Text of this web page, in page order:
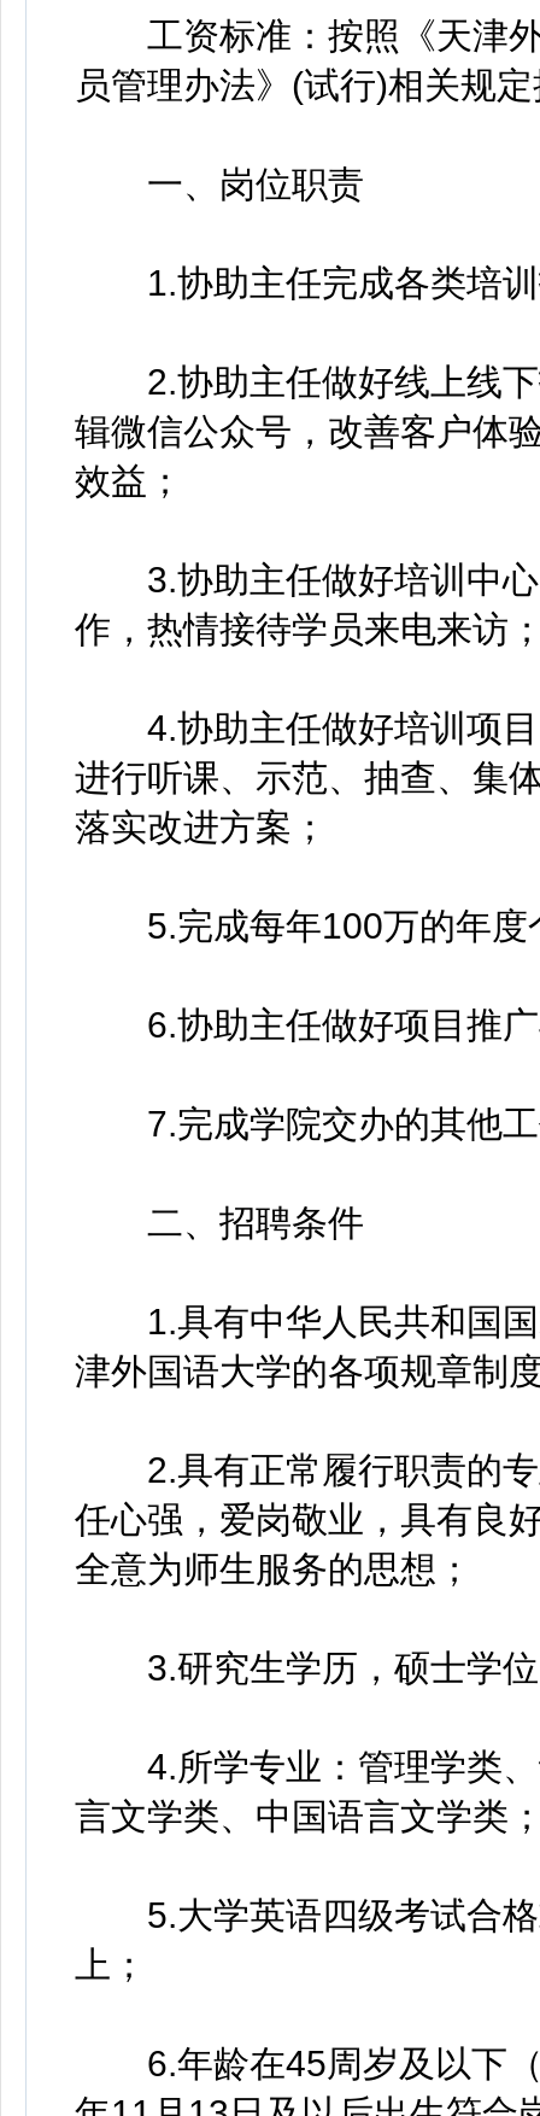
工资标准：按照《天津外
员管理办法》(试行)相关规
一、岗位职责
1.协助主任完成各类培训
2.协助主任做好线上线下
辑微信公众号，改善客户体
效益；
3.协助主任做好培训中心
作，热情接待学员来电来访
4.协助主任做好培训项目
进行听课、示范、抽查、集
落实改进方案；
5.完成每年100万的年度
6.协助主任做好项目推广
7.完成学院交办的其他工
二、招聘条件
1.具有中华人民共和国国
津外国语大学的各项规章制
2.具有正常履行职责的专
任心强，爱岗敬业，具有良
全意为师生服务的思想；
3.研究生学历，硕士学
4.所学专业：管理学类、
言文学类、中国语言文学类
5.大学英语四级考试合格
上；
6.年龄在45周岁及以下（